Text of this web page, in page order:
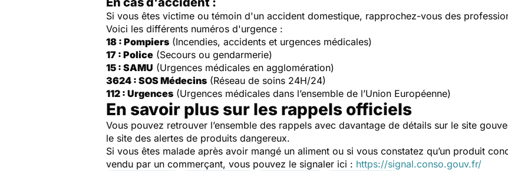
Si vous êtes victime ou témoin d'un accident domestique, rapprochez-vous des
Voici les différents numéros d'urgence :
18 : Pompiers (Incendies, accidents et urgences médicales)
17 : Police (Secours ou gendarmerie)
15 : SAMU (Urgences médicales en agglomération)
3624 : SOS Médecins (Réseau de soins 24H/24)
112 : Urgences (Urgences médicales dans l’ensemble de l’Union Européenne)
En savoir plus sur les rappels officiels
Vous pouvez retrouver l’ensemble des rappels avec davantage de détails sur le site
le site des alertes de produits dangereux.
Si vous êtes malade après avoir mangé un aliment ou si vous constatez qu’un produit
vendu par un commerçant, vous pouvez le signaler ici : https://signal.conso.gouv.fr/